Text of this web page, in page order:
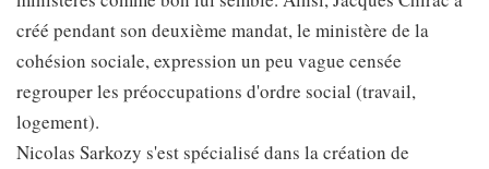
créé pendant son deuxième mandat, le ministère de la
cohésion sociale, expression un peu vague censée
regrouper les préoccupations d'ordre social (travail,
logement).
Nicolas Sarkozy s'est spécialisé dans la création de